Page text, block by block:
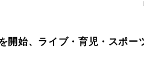
開始、ライブ・育児・スポー